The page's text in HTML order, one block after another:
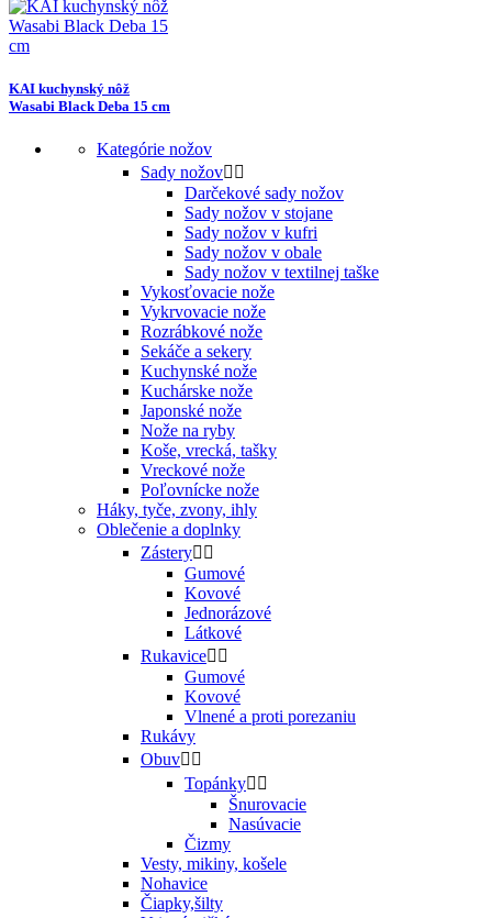
KAI kuchynský nôž
Wasabi Black Deba 15 cm
Kategórie nožov
Sady nožov 
Darčekové sady nožov
Sady nožov v stojane
Sady nožov v kufri
Sady nožov v obale
Sady nožov v textilnej taške
Vykosťovacie nože
Vykrvovacie nože
Rozrábkové nože
Sekáče a sekery
Kuchynské nože
Kuchárske nože
Japonské nože
Nože na ryby
Koše, vrecká, tašky
Vreckové nože
Poľovnícke nože
Háky, tyče, zvony, ihly
Oblečenie a doplnky
Zástery 
Gumové
Kovové
Jednorázové
Látkové
Rukavice 
Gumové
Kovové
Vlnené a proti porezaniu
Rukávy
Obuv 
Topánky 
Šnurovacie
Nasúvacie
Čizmy
Vesty, mikiny, košele
Nohavice
Čiapky,šilty